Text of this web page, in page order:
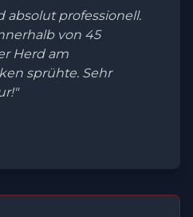
absolut professionell.
von 45
Herd am
sprühte. Sehr